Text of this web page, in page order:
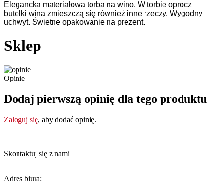
Elegancka materiałowa torba na wino. W torbie oprócz
butelki wina zmieszczą się również inne rzeczy. Wygodny
uchwyt. Świetne opakowanie na prezent.
Sklep
Opinie
Dodaj pierwszą opinię dla tego produktu
Zaloguj się, aby dodać opinię.
Skontaktuj się z nami
Adres biura: